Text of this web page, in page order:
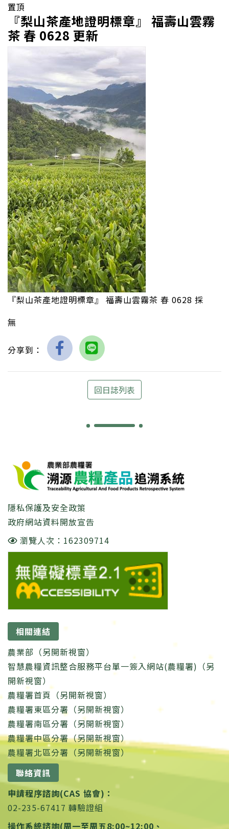
置頂
『梨山茶產地證明標章』 福壽山雲霧
茶 春 0628 更新
『梨山茶產地證明標章』 福壽山雲霧茶 春 0628 採
無
分享到：
回日誌列表
隱私保護及安全政策
政府網站資料開放宣告
瀏覽人次：162309714
相關連結
農業部（另開新視窗）
智慧農糧資訊整合服務平台單一簽入網站(農糧署)（另
開新視窗）
農糧署首頁（另開新視窗）
農糧署東區分署（另開新視窗）
農糧署南區分署（另開新視窗）
農糧署中區分署（另開新視窗）
農糧署北區分署（另開新視窗）
聯絡資訊
申請程序諮詢(CAS 協會)：
02-235-67417 轉驗證組
操作系統諮詢(周一至周五8:00~12:00、